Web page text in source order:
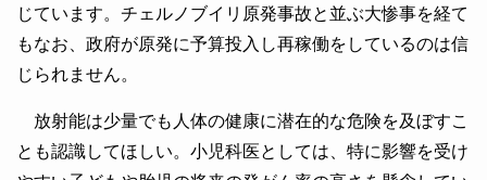
じています。チェルノブイリ原発事故と並ぶ大惨事を経て
もなお、政府が原発に予算投入し再稼働をしているのは信
じられません。
放射能は少量でも人体の健康に潜在的な危険を及ぼすこ
とも認識してほしい。小児科医としては、特に影響を受け